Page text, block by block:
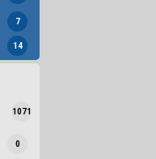
7
14
1071
0